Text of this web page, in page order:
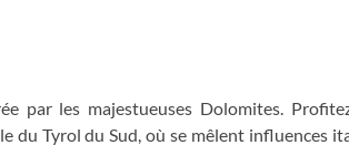
par les majestueuses Dolomites.
du Tyrol du Sud, où se mêlent influences